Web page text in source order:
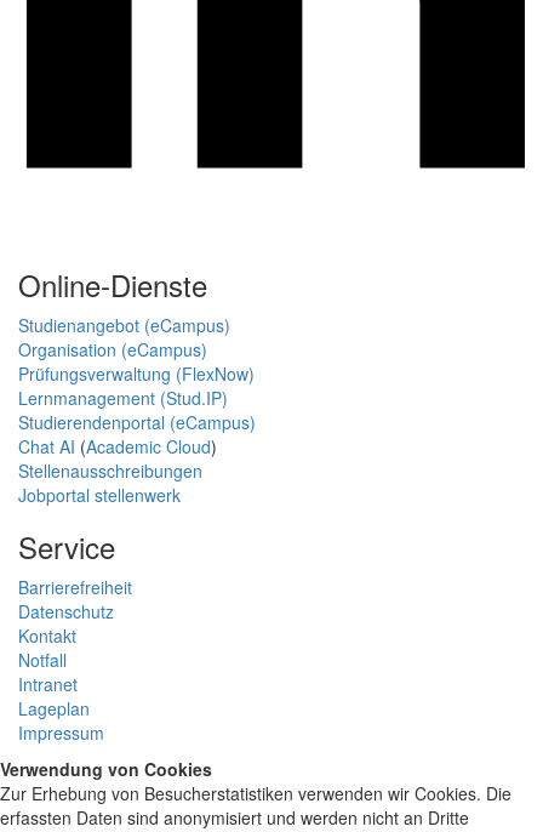
Online-Dienste
Studienangebot (eCampus)
Organisation (eCampus)
Prüfungsverwaltung (FlexNow)
Lernmanagement (Stud.IP)
Studierendenportal (eCampus)
Chat AI (Academic Cloud)
Stellenausschreibungen
Jobportal stellenwerk
Service
Barrierefreiheit
Datenschutz
Kontakt
Notfall
Intranet
Lageplan
Impressum
Verwendung von Cookies
Zur Erhebung von Besucherstatistiken verwenden wir Cookies. Die
erfassten Daten sind anonymisiert und werden nicht an Dritte